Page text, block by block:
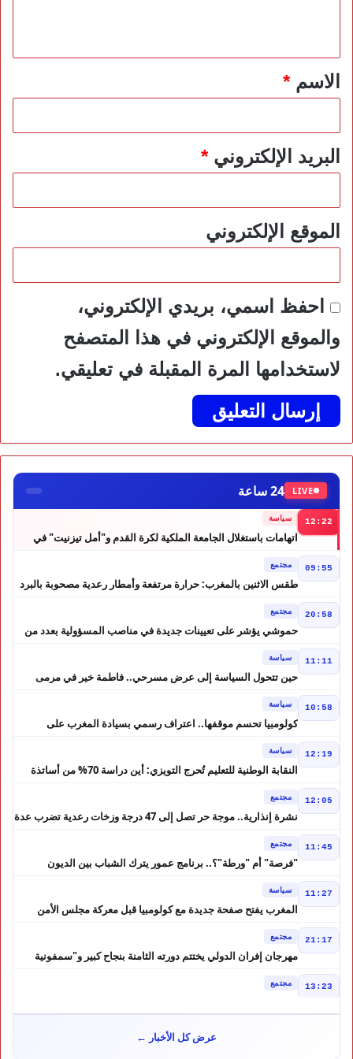
*الاسم*
البريد الإلكتروني*
الموقع الإلكتروني
احفظ اسمي، بريدي الإلكتروني،
والموقع الإلكتروني في هذا المتصفح
لاستخدامها المرة المقبلة في تعليقي.
LIVE 24 ساعة
12:22 سياسة
اتهامات باستغلال الجامعة الملكية لكرة القدم و"أمل تيزنيت" في
09:55 مجتمع
طقس الاثنين بالمغرب: حرارة مرتفعة وأمطار رعدية مصحوبة بالبرد
20:58 مجتمع
حموشي يؤشر على تعيينات جديدة في مناصب المسؤولية بعدد من
11:11 سياسة
حين تتحول السياسة إلى عرض مسرحي.. فاطمة خير في مرمى
10:58 سياسة
كولومبيا تحسم موقفها.. اعتراف رسمي بسيادة المغرب على
12:19 سياسة
النقابة الوطنية للتعليم تُحرج التويزي: أين دراسة 70% من أساتذة
12:05 مجتمع
نشرة إنذارية.. موجة حر تصل إلى 47 درجة وزخات رعدية تضرب عدة
11:45 مجتمع
"فرصة" أم "ورطة"؟.. برنامج عمور يترك الشباب بين الديون
11:27 سياسة
المغرب يفتح صفحة جديدة مع كولومبيا قبل معركة مجلس الأمن
21:17 مجتمع
مهرجان إفران الدولي يختتم دورته الثامنة بنجاح كبير و"سمفونية
13:23 مجتمع
إصلاح الوزارة
غضب داخل حزب الاستقلال بالحسيمة بسبب تفويض مضيان اقتراح
عرض كل الأخبار ←